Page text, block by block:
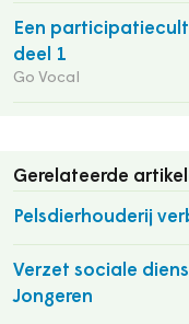
Een
deel 1
Go Vocal
Gerelateerde
Pelsdierhouderij
Verzet sociale
Jongeren